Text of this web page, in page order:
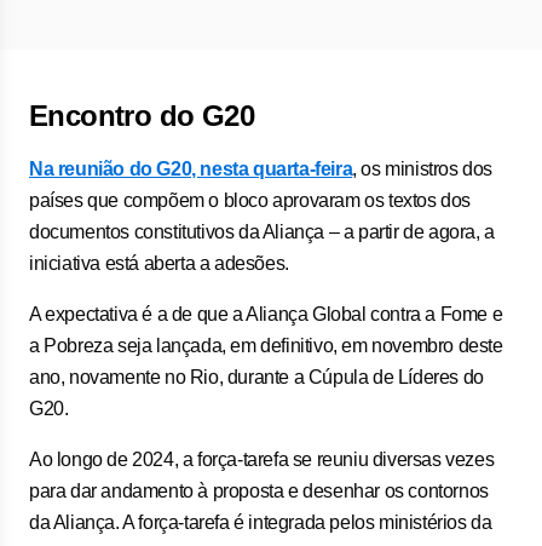
Encontro do G20
Na reunião do G20, nesta quarta-feira, os ministros dos
países que compõem o bloco aprovaram os textos dos
documentos constitutivos da Aliança – a partir de agora, a
iniciativa está aberta a adesões.
A expectativa é a de que a Aliança Global contra a Fome e
a Pobreza seja lançada, em definitivo, em novembro deste
ano, novamente no Rio, durante a Cúpula de Líderes do
G20.
Ao longo de 2024, a força-tarefa se reuniu diversas vezes
para dar andamento à proposta e desenhar os contornos
da Aliança. A força-tarefa é integrada pelos ministérios da